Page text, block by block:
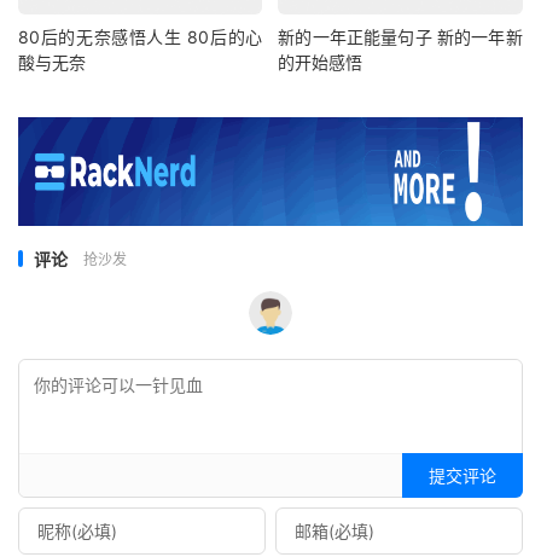
80后的无奈感悟人生 80后的心
酸与无奈
新的一年正能量句子 新的一年新
的开始感悟
评论 抢沙发
提交评论